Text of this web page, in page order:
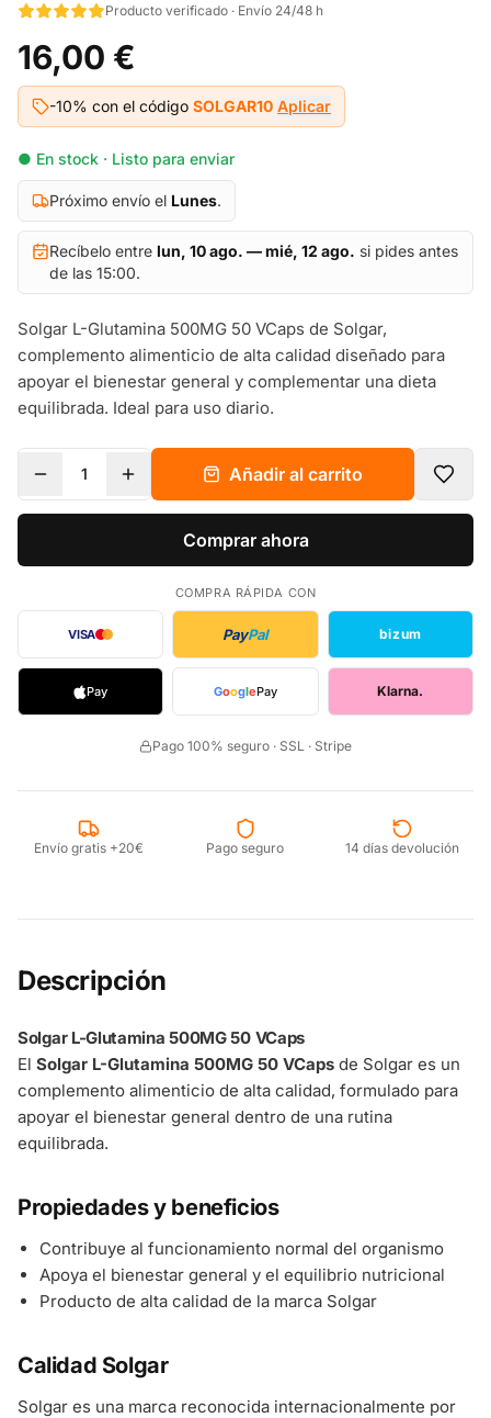
Producto verificado · Envío 24/48 h
16,00 €
-10% con el código SOLGAR10 Aplicar
● En stock · Listo para enviar
Próximo envío el Lunes.
Recíbelo entre lun, 10 ago. — mié, 12 ago. si pides antes
de las 15:00.
Solgar L-Glutamina 500MG 50 VCaps de Solgar,
complemento alimenticio de alta calidad diseñado para
apoyar el bienestar general y complementar una dieta
equilibrada. Ideal para uso diario.
1 Añadir al carrito
Comprar ahora
COMPRA RÁPIDA CON
VISA PayPal bizum
Pay GooglePay Klarna.
Pago 100% seguro · SSL · Stripe
Envío gratis +20€ Pago seguro 14 días devolución
Descripción
Solgar L-Glutamina 500MG 50 VCaps
El Solgar L-Glutamina 500MG 50 VCaps de Solgar es un
complemento alimenticio de alta calidad, formulado para
apoyar el bienestar general dentro de una rutina
equilibrada.
Propiedades y beneficios
Contribuye al funcionamiento normal del organismo
Apoya el bienestar general y el equilibrio nutricional
Producto de alta calidad de la marca Solgar
Calidad Solgar
Solgar es una marca reconocida internacionalmente por